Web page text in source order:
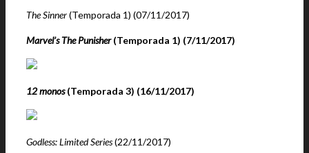
The Sinner(Temporada 1) (07/11/2017)
Marvel’s The Punisher(Temporada 1) (7/11/2017)
12 monos(Temporada 3) (16/11/2017)
Godless: Limited Series(22/11/2017)